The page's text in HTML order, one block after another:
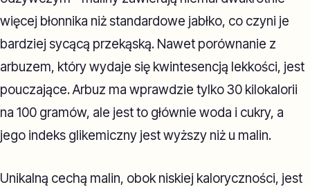
więcej błonnika niż standardowe jabłko, co czyni je
bardziej sycącą przekąską. Nawet porównanie z
arbuzem, który wydaje się kwintesencją lekkości, jest
pouczające. Arbuz ma wprawdzie tylko 30 kilokalorii
na 100 gramów, ale jest to głównie woda i cukry, a
jego indeks glikemiczny jest wyższy niż u malin.
Unikalną cechą malin, obok niskiej kaloryczności, jest